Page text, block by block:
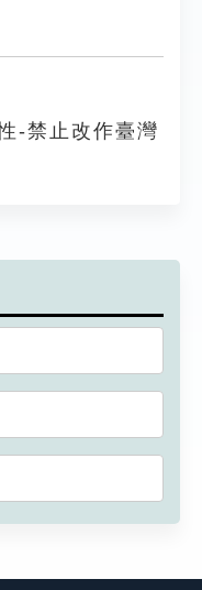
-禁止改作臺灣